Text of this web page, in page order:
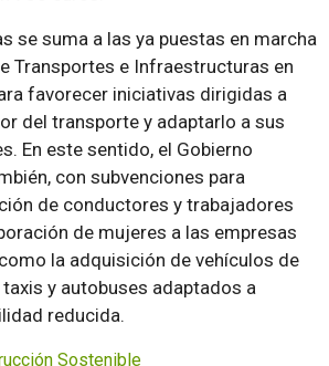
se suma a las ya puestas en marcha
Transportes e Infraestructuras en
favorecer iniciativas dirigidas a
del transporte y adaptarlo a sus
En este sentido, el Gobierno
con subvenciones para
de conductores y trabajadores
de mujeres a las empresas
la adquisición de vehículos de
y autobuses adaptados a
reducida.
Sostenible